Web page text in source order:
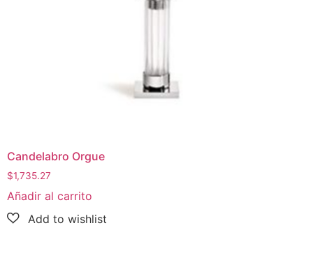
Candelabro Orgue
$1,735.27
Añadir al carrito